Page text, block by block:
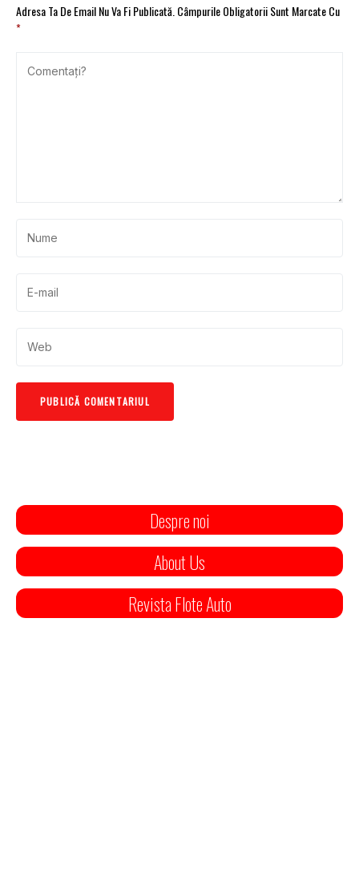
Adresa Ta De Email Nu Va Fi Publicată.Câmpurile Obligatorii Sunt Marcate Cu
*
Despre noi
About Us
Revista Flote Auto